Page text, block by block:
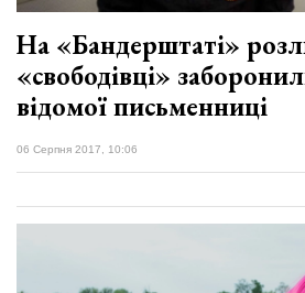
На «Бандерштаті»
«свободівці»
відомої письменниці
06 Серпня 2017, 10:06